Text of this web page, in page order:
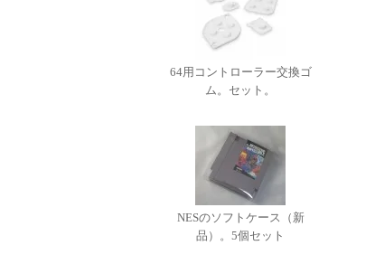
64用コントローラー交換ゴ
ム。セット。
NESのソフトケース（新
品）。5個セット